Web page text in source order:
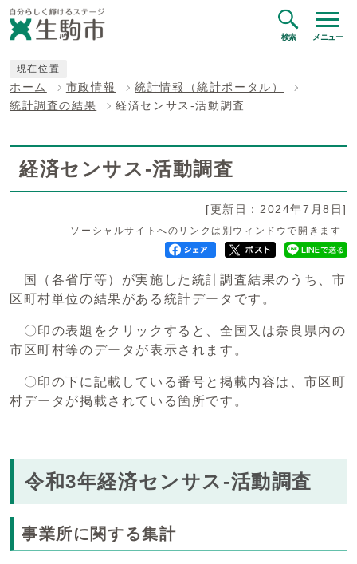
検索 メニュー
現在位置
ホーム 市政情報
統計情報（統計ポータル）
統計調査の結果
経済センサス-活動調査
経済センサス-活動調査
[更新日：2024年7月8日]
ソーシャルサイトへのリンクは別ウィンドウで開きます
国（各省庁等）が実施した統計調査結果のうち、市
区町村単位の結果がある統計データです。
〇印の表題をクリックすると、全国又は奈良県内の
市区町村等のデータが表示されます。
〇印の下に記載している番号と掲載内容は、市区町
村データが掲載されている箇所です。
令和3年経済センサス-活動調査
事業所に関する集計